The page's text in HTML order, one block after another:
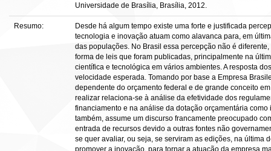
Universidade de Brasília, Brasília, 2012.
Resumo:
Desde há algum tempo existe uma forte e justificada
tecnologia e inovação atuam como alavanca para, em
das populações. No Brasil essa percepção não é
forma de leis que foram publicadas, principalmente na
científica e tecnológica em vários ambientes. A resposta
velocidade esperada. Tomando por base a Empresa
dependente do orçamento federal e de grande conceito
realizar relaciona-se à análise da efetividade dos
financiamento e na análise da dotação orçamentária
também, assume um discurso francamente preocupado
entrada de recursos devido a outras fontes não
se quer avaliar, ou seja, se serviram as edições, na última
promover a inovação, para tornar a atuação da empresa